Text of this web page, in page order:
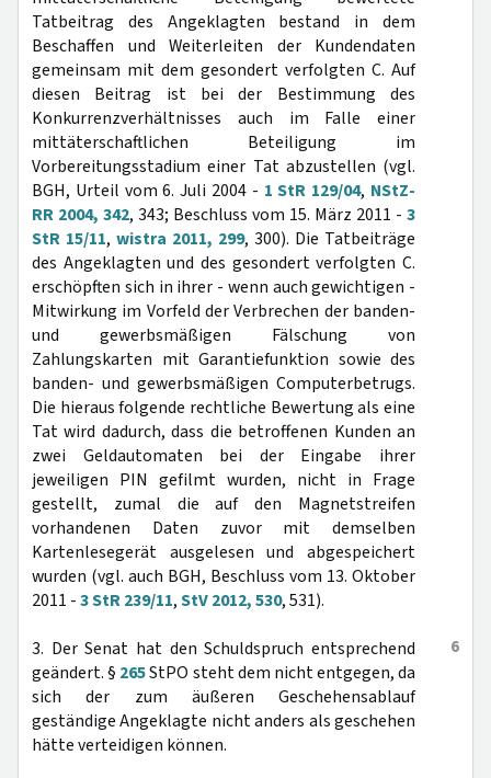
Tatbeitrag des Angeklagten bestand in dem
Beschaffen und Weiterleiten der Kundendaten
gemeinsam mit dem gesondert verfolgten C. Auf
diesen Beitrag ist bei der Bestimmung des
Konkurrenzverhältnisses auch im Falle einer
mittäterschaftlichen Beteiligung im
Vorbereitungsstadium einer Tat abzustellen (vgl.
BGH, Urteil vom 6. Juli 2004 - 1 StR 129/04, NStZ-
RR 2004, 342, 343; Beschluss vom 15. März 2011 - 3
StR 15/11, wistra 2011, 299, 300). Die Tatbeiträge
des Angeklagten und des gesondert verfolgten C.
erschöpften sich in ihrer - wenn auch gewichtigen -
Mitwirkung im Vorfeld der Verbrechen der banden-
und gewerbsmäßigen Fälschung von
Zahlungskarten mit Garantiefunktion sowie des
banden- und gewerbsmäßigen Computerbetrugs.
Die hieraus folgende rechtliche Bewertung als eine
Tat wird dadurch, dass die betroffenen Kunden an
zwei Geldautomaten bei der Eingabe ihrer
jeweiligen PIN gefilmt wurden, nicht in Frage
gestellt, zumal die auf den Magnetstreifen
vorhandenen Daten zuvor mit demselben
Kartenlesegerät ausgelesen und abgespeichert
wurden (vgl. auch BGH, Beschluss vom 13. Oktober
2011 -3 StR 239/11,StV 2012, 530, 531).
6
3. Der Senat hat den Schuldspruch entsprechend
geändert. § 265StPO steht dem nicht entgegen, da
sich der zum äußeren Geschehensablauf
geständige Angeklagte nicht anders als geschehen
hätte verteidigen können.